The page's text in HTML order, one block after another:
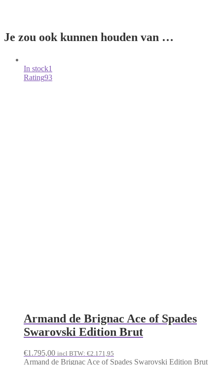
Je zou ook kunnen houden van …
In stock1
Rating93
Armand de Brignac Ace of Spades
Swarovski Edition Brut
€1.795,00 incl BTW: €2.171,95
Armand de Brignac Ace of Spades Swarovski Edition Brut